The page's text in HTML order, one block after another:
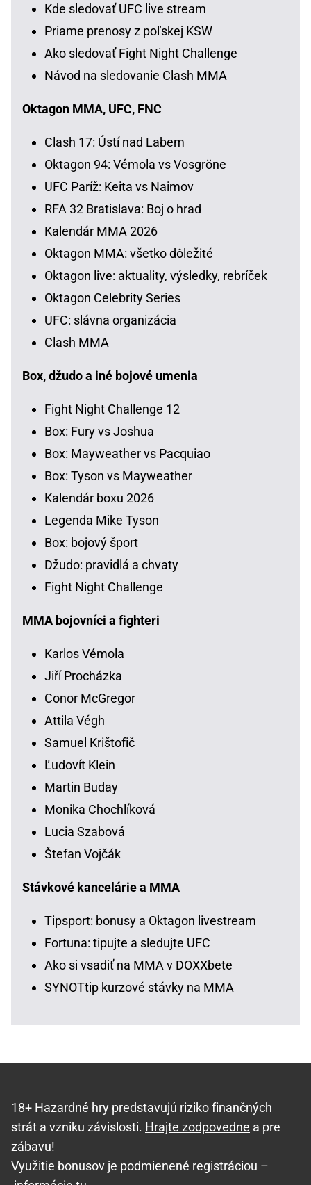
Kde sledovať UFC live stream
Priame prenosy z poľskej KSW
Ako sledovať Fight Night Challenge
Návod na sledovanie Clash MMA
Oktagon MMA, UFC, FNC
Clash 17: Ústí nad Labem
Oktagon 94: Vémola vs Vosgröne
UFC Paríž: Keita vs Naimov
RFA 32 Bratislava: Boj o hrad
Kalendár MMA 2026
Oktagon MMA: všetko dôležité
Oktagon live: aktuality, výsledky, rebríček
Oktagon Celebrity Series
UFC: slávna organizácia
Clash MMA
Box, džudo a iné bojové umenia
Fight Night Challenge 12
Box: Fury vs Joshua
Box: Mayweather vs Pacquiao
Box: Tyson vs Mayweather
Kalendár boxu 2026
Legenda Mike Tyson
Box: bojový šport
Džudo: pravidlá a chvaty
Fight Night Challenge
MMA bojovníci a fighteri
Karlos Vémola
Jiří Procházka
Conor McGregor
Attila Végh
Samuel Krištofič
Ľudovít Klein
Martin Buday
Monika Chochlíková
Lucia Szabová
Štefan Vojčák
Stávkové kancelárie a MMA
Tipsport: bonusy a Oktagon livestream
Fortuna: tipujte a sledujte UFC
Ako si vsadiť na MMA v DOXXbete
SYNOTtip kurzové stávky na MMA
18+ Hazardné hry predstavujú riziko finančných
strát a vzniku závislosti. Hrajte zodpovedne a pre
zábavu!
Využitie bonusov je podmienené registráciou –